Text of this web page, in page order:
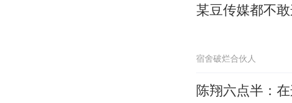
某豆传媒都不
宿舍破烂合伙人
陈翔六点半：